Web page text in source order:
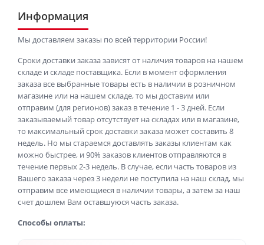
Информация
Мы доставляем заказы по всей территории России!
Сроки доставки заказа зависят от наличия товаров на нашем
складе и складе поставщика. Если в момент оформления
заказа все выбранные товары есть в наличии в розничном
магазине или на нашем складе, то мы доставим или
отправим (для регионов) заказ в течение 1 - 3 дней. Если
заказываемый товар отсутствует на складах или в магазине,
то максимальный срок доставки заказа может составить 8
недель. Но мы стараемся доставлять заказы клиентам как
можно быстрее, и 90% заказов клиентов отправляются в
течение первых 2-3 недель. В случае, если часть товаров из
Вашего заказа через 3 недели не поступила на наш склад, мы
отправим все имеющиеся в наличии товары, а затем за наш
счет дошлем Вам оставшуюся часть заказа.
Способы оплаты: